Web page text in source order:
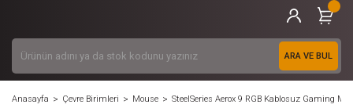
ARA VE BUL
Anasayfa Çevre Birimleri Mouse SteelSeries Aerox 9 RGB Kablosuz Gaming